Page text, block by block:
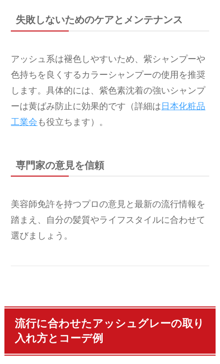
失敗しないためのケアとメンテナンス
アッシュ系は褪色しやすいため、紫シャンプーや
色持ちを良くするカラーシャンプーの使用を推奨
します。具体的には、紫色素沈着の強いシャンプ
ーは黄ばみ防止に効果的です（詳細は 日本化粧品
工業会 も役立ちます）。
専門家の意見を信頼
美容師免許を持つプロの意見と最新の流行情報を
踏まえ、自分の髪質やライフスタイルに合わせて
選びましょう。
流行に合わせたアッシュグレーの取り
入れ方とコーデ例